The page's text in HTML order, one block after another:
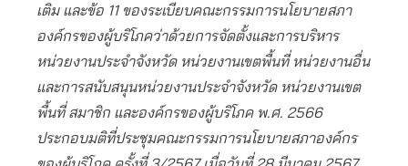
เติม และข้อ 11 ของระเบียบคณะกรรมการนโยบายสภา
องค์กรของผู้บริโภคว่าด้วยการจัดตั้งและการบริหาร
หน่วยงานประจำจังหวัด หน่วยงานเขตพื้นที่ หน่วยงานอื่น
และการสนับสนุนหน่วยงานประจำจังหวัด หน่วยงานเขต
พื้นที่ สมาชิก และองค์กรของผู้บริโภค พ.ศ. 2566
ประกอบมติที่ประชุมคณะกรรมการนโยบายสภาองค์กร